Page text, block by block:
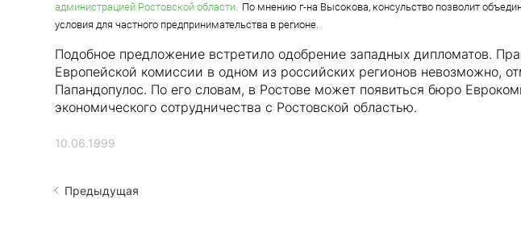
администрацией Ростовской области. По мнению г-на Высокова, консульство позволит
условия для частного предпринимательства в регионе.
Подобное предложение встретило одобрение западных дипломатов.
Европейской комиссии в одном из российских регионов невозможно,
Папандопулос. По его словам, в Ростове может появиться бюро
экономического сотрудничества с Ростовской областью.
10.06.1999
Предыдущая